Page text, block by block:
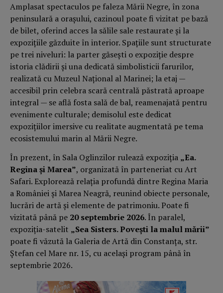
Amplasat spectaculos pe faleza Mării Negre, în zona
peninsulară a orașului, cazinoul poate fi vizitat pe bază
de bilet, oferind acces la sălile sale restaurate și la
expozițiile găzduite în interior. Spațiile sunt structurate
pe trei niveluri: la parter găsești o expoziție despre
istoria clădirii și una dedicată simbolisticii farurilor,
realizată cu Muzeul Național al Marinei; la etaj —
accesibil prin celebra scară centrală păstrată aproape
integral — se află fosta sală de bal, reamenajată pentru
evenimente culturale; demisolul este dedicat
expozițiilor imersive cu realitate augmentată pe tema
ecosistemului marin al Mării Negre.
În prezent, în Sala Oglinzilor rulează expoziția „Ea.
Regina și Marea”, organizată în parteneriat cu Art
Safari. Explorează relația profundă dintre Regina Maria
a României și Marea Neagră, reunind obiecte personale,
lucrări de artă și elemente de patrimoniu. Poate fi
vizitată până pe 20 septembrie 2026. În paralel,
expoziția-satelit „Sea Sisters. Povești la malul mării”
poate fi văzută la Galeria de Artă din Constanța, str.
Ștefan cel Mare nr. 15, cu același program până în
septembrie 2026.